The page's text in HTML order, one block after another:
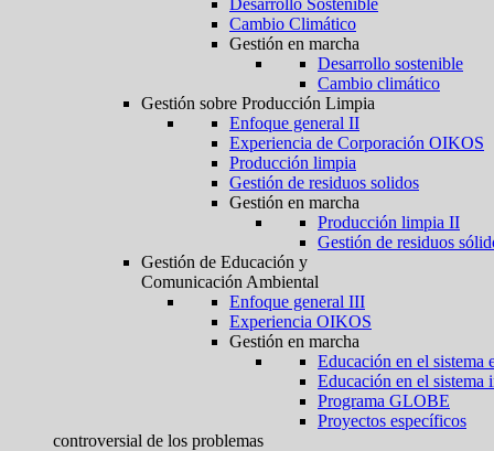
Desarrollo Sostenible
Cambio Climático
Gestión en marcha
Desarrollo sostenible
Cambio climático
Gestión sobre Producción Limpia
Enfoque general II
Experiencia de Corporación OIKOS
Producción limpia
Gestión de residuos solidos
Gestión en marcha
Producción limpia II
Gestión de residuos
Gestión de Educación y
Comunicación Ambiental
Enfoque general III
Experiencia OIKOS
Gestión en marcha
Educación en el sistema
Educación en el sistema
Programa GLOBE
Proyectos específicos
controversial de los problemas